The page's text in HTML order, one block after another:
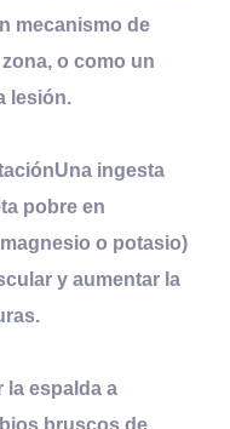
mecanismo de
o como un
lesión.
Una ingesta
pobre en
o potasio)
y aumentar la
la espalda a
bruscos de